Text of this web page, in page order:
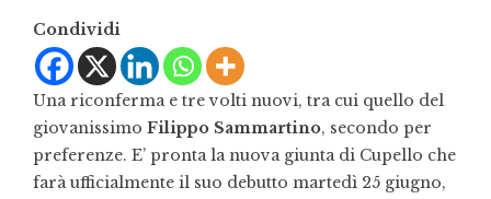
Condividi
Una riconferma e tre volti nuovi, tra cui quello del
giovanissimo Filippo Sammartino, secondo per
preferenze. E’ pronta la nuova giunta di Cupello che
farà ufficialmente il suo debutto martedì 25 giugno,